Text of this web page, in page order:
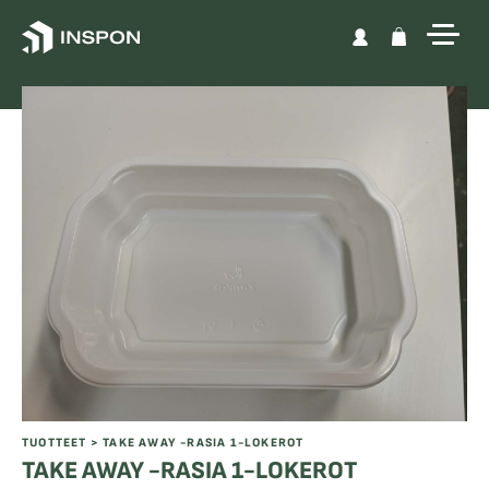
TUOTTEET > TAKE AWAY -RASIA 1-LOKEROT
TAKE AWAY -RASIA 1-LOKEROT